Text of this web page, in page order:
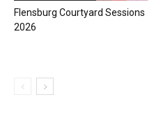
Flensburg Courtyard Sessions
2026